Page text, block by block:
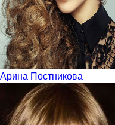
Арина Постникова